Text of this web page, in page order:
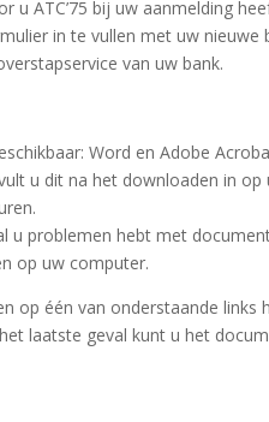
u ATC’75 bij uw aanmelding
in te vullen met uw nieuwe
van uw bank.
Word en Adobe
u dit na het downloaden in
u problemen hebt met
op uw computer.
op één van onderstaande links
laatste geval kunt u het